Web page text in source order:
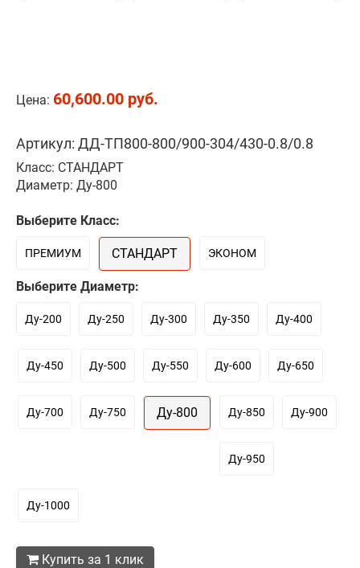
Цена: 60,600.00 руб.
Артикул: ДД-ТП800-800/900-304/430-0.8/0.8
Класс: СТАНДАРТ
Диаметр: Ду-800
Выберите Класс:
ПРЕМИУМ СТАНДАРТ ЭКОНОМ
Выберите Диаметр:
Ду-200 Ду-250 Ду-300 Ду-350 Ду-400
Ду-450 Ду-500 Ду-550 Ду-600 Ду-650
Ду-700 Ду-750 Ду-800 Ду-850 Ду-900
Ду-950
Ду-1000
Купить за 1 клик